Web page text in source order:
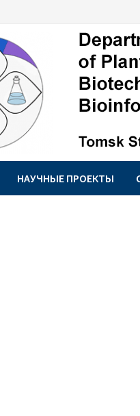
НАУЧНЫЕ ПРОЕКТЫ